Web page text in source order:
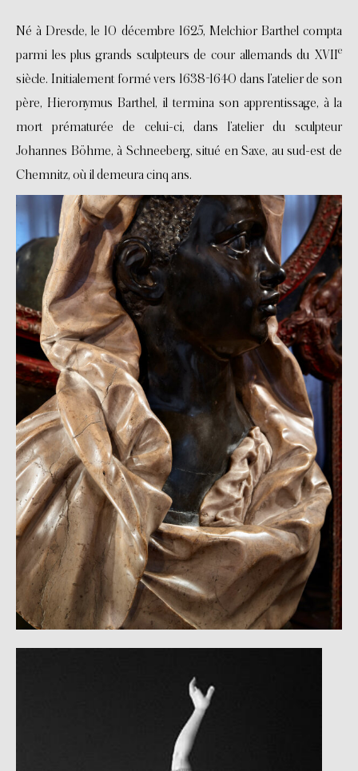
Né à Dresde, le 10 décembre 1625, Melchior Barthel compta
parmi les plus grands sculpteurs de cour allemands du XVIIe
siècle. Initialement formé vers 1638-1640 dans l’atelier de son
père, Hieronymus Barthel, il termina son apprentissage, à la
mort prématurée de celui-ci, dans l’atelier du sculpteur
Johannes Böhme, à Schneeberg, situé en Saxe, au sud-est de
Chemnitz, où il demeura cinq ans.